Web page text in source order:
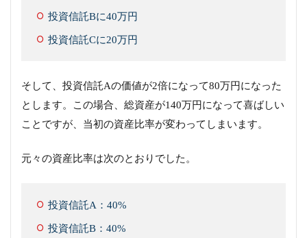
投資信託Bに40万円
投資信託Cに20万円
そして、投資信託Aの価値が2倍になって80万円になった
とします。この場合、総資産が140万円になって喜ばしい
ことですが、当初の資産比率が変わってしまいます。
元々の資産比率は次のとおりでした。
投資信託A：40%
投資信託B：40%